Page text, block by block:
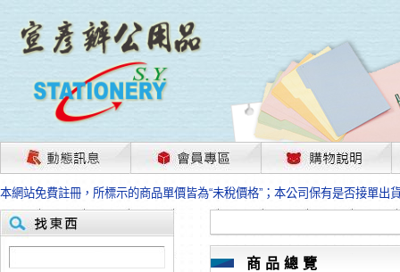
茲因國際情勢變化石油及塑化原物料波動漲幅甚大，部份上游供應商已採取
本網站免費註冊，所標示的商品單價皆為“未稅價格”；本公司保有是否接單出
HP、EPSON、CANON原廠耗材價格浮動，下單前請先跟客服人員確認最新
本網站免費註冊，所標示的商品單價皆為“未稅價格”；本公司保有是否接單出
匯款客戶請注意！因商品繁複來不及發現短缺，遂待客服人員跟您確認訂單
本網站免費註冊，所標示的商品單價皆為“未稅價格”；本公司保有是否接單出
商品總覽